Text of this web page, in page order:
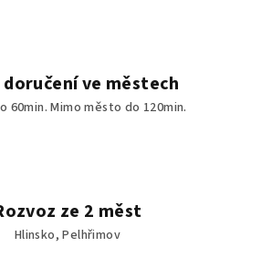
doručení ve městech
60min. Mimo město do 120min.
ze 2 měst
Hlinsko, Pelhřimov